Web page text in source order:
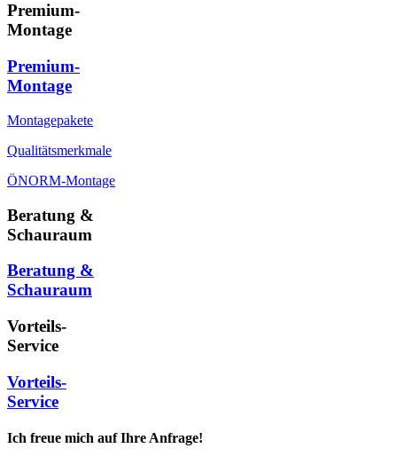
Premium-
Montage
Premium-
Montage
Montagepakete
Qualitätsmerkmale
ÖNORM-Montage
Beratung &
Schauraum
Beratung &
Schauraum
Vorteils-
Service
Vorteils-
Service
Ich freue mich auf Ihre Anfrage!